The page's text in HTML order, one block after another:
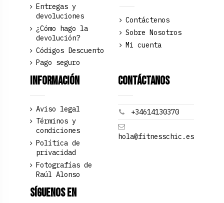
Entregas y
devoluciones
¿Cómo hago la
devolución?
Códigos Descuento
Pago seguro
Contáctenos
Sobre Nosotros
Mi cuenta
Información
Aviso legal
Términos y
condiciones
Política de
privacidad
Fotografías de
Raúl Alonso
Contáctanos
+34614130370
hola@fitnesschic.es
Síguenos en